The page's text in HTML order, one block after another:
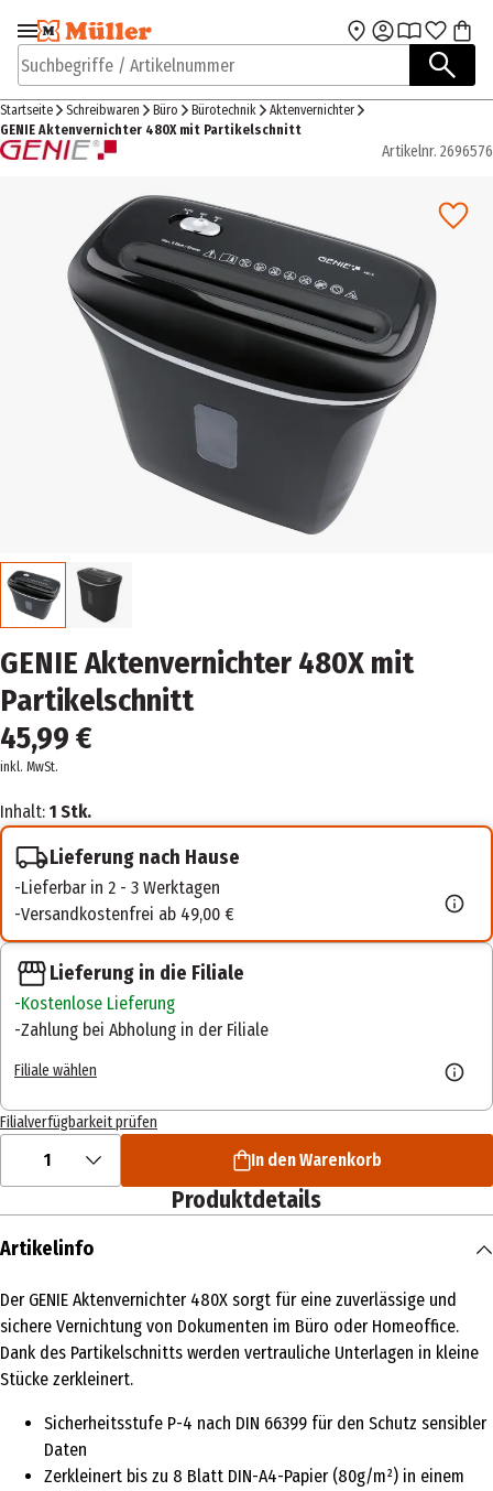
Zur Navigation
springen
Zum Hauptinhalt
Suchbegriffe / Artikelnummer
Startseite Schreibwaren Büro Bürotechnik
Aktenvernichter
GENIE Aktenvernichter 480X mit Partikelschnitt
Artikelnr. 2696576
GENIE Aktenvernichter 480X mit
Partikelschnitt
45,99 €
inkl. MwSt.
Inhalt: 1 Stk.
Lieferung nach Hause
Lieferbar in 2 - 3 Werktagen
Versandkostenfrei ab 49,00 €
Lieferung in die Filiale
Kostenlose Lieferung
Zahlung bei Abholung in der Filiale
Filiale wählen
Filialverfügbarkeit prüfen
1 In den Warenkorb
Produktdetails
Artikelinfo
Der GENIE Aktenvernichter 480X sorgt für eine zuverlässige und
sichere Vernichtung von Dokumenten im Büro oder Homeoffice.
Dank des Partikelschnitts werden vertrauliche Unterlagen in kleine
Stücke zerkleinert.
Sicherheitsstufe P-4 nach DIN 66399 für den Schutz sensibler
Daten
Zerkleinert bis zu 8 Blatt DIN-A4-Papier (80g/m²) in einem